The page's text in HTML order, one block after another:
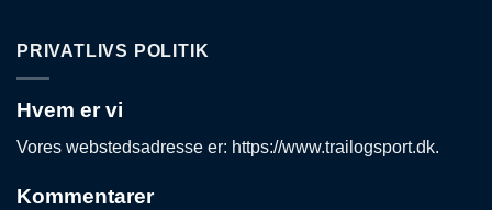
PRIVATLIVS POLITIK
Hvem er vi
Vores webstedsadresse er: https://www.trailogsport.dk.
Kommentarer